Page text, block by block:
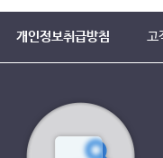
개인정보취급방침 고